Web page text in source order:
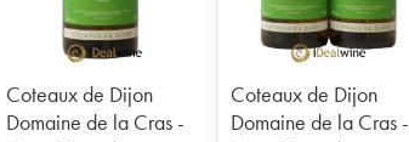
Coteaux de Dijon
Domaine de la Cras -
Coteaux de Dijon
Domaine de la Cras -